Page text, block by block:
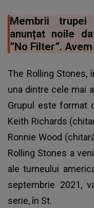
Membrii
anunțat noile
”No Filter”.
The Rolling Stones,
una dintre cele mai
Grupul este format
Keith Richards
Ronnie Wood
Rolling Stones a
ale turneului
septembrie 2021,
serie, în St.